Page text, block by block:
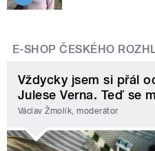
E-SHOP ČESKÉHO
Vždycky jsem si přál
Julese Verna. Teď se
Václav Žmolík, moderátor